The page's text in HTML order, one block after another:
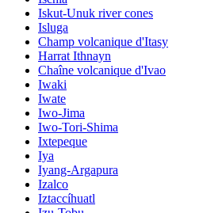
Iskut-Unuk river cones
Isluga
Champ volcanique d'Itasy
Harrat Ithnayn
Chaîne volcanique d'Ivao
Iwaki
Iwate
Iwo-Jima
Iwo-Tori-Shima
Ixtepeque
Iya
Iyang-Argapura
Izalco
Iztaccíhuatl